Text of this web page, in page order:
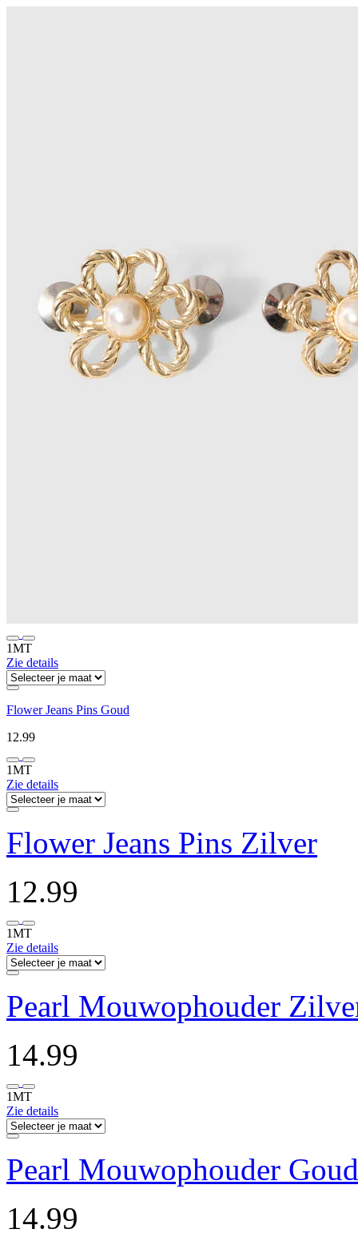
1MT
Zie details
Flower Jeans Pins Goud
12.99
1MT
Zie details
Flower Jeans Pins Zilver
12.99
1MT
Zie details
Pearl Mouwophouder
14.99
1MT
Zie details
Pearl Mouwophouder Goud
14.99